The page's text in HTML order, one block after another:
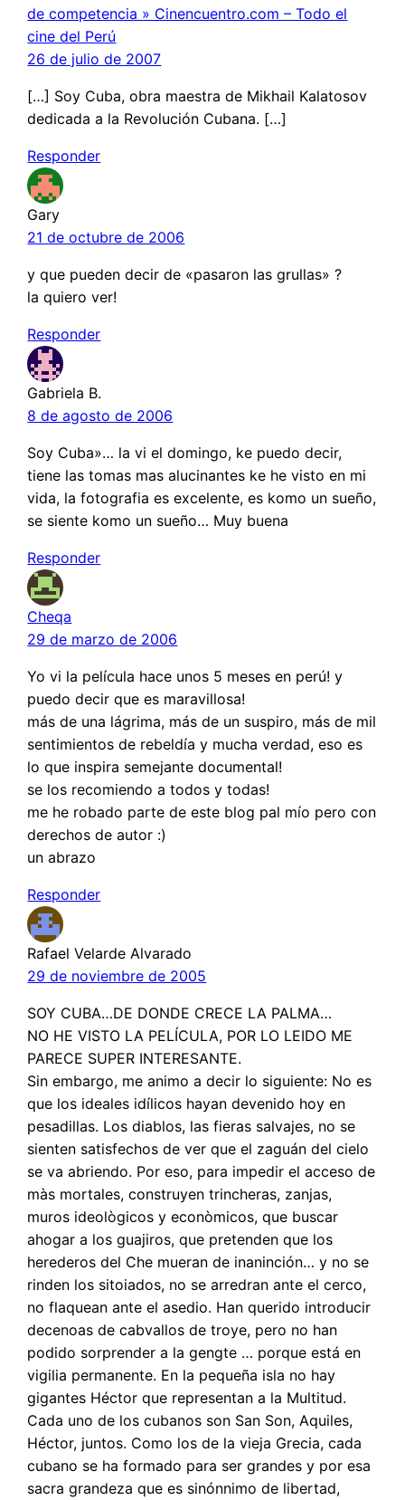
de competencia » Cinencuentro.com – Todo el
cine del Perú
26 de julio de 2007
[…] Soy Cuba, obra maestra de Mikhail Kalatosov
dedicada a la Revolución Cubana. […]
Responder
Gary
21 de octubre de 2006
y que pueden decir de «pasaron las grullas» ?
la quiero ver!
Responder
Gabriela B.
8 de agosto de 2006
Soy Cuba»… la vi el domingo, ke puedo decir,
tiene las tomas mas alucinantes ke he visto en mi
vida, la fotografia es excelente, es komo un sueño,
se siente komo un sueño… Muy buena
Responder
Cheqa
29 de marzo de 2006
Yo vi la película hace unos 5 meses en perú! y
puedo decir que es maravillosa!
más de una lágrima, más de un suspiro, más de mil
sentimientos de rebeldía y mucha verdad, eso es
lo que inspira semejante documental!
se los recomiendo a todos y todas!
me he robado parte de este blog pal mío pero con
derechos de autor :)
un abrazo
Responder
Rafael Velarde Alvarado
29 de noviembre de 2005
SOY CUBA…DE DONDE CRECE LA PALMA…
NO HE VISTO LA PELÍCULA, POR LO LEIDO ME
PARECE SUPER INTERESANTE.
Sin embargo, me animo a decir lo siguiente: No es
que los ideales idílicos hayan devenido hoy en
pesadillas. Los diablos, las fieras salvajes, no se
sienten satisfechos de ver que el zaguán del cielo
se va abriendo. Por eso, para impedir el acceso de
màs mortales, construyen trincheras, zanjas,
muros ideològicos y econòmicos, que buscar
ahogar a los guajiros, que pretenden que los
herederos del Che mueran de inaninción… y no se
rinden los sitoiados, no se arredran ante el cerco,
no flaquean ante el asedio. Han querido introducir
decenoas de cabvallos de troye, pero no han
podido sorprender a la gengte … porque está en
vigilia permanente. En la pequeña isla no hay
gigantes Héctor que representan a la Multitud.
Cada uno de los cubanos son San Son, Aquiles,
Héctor, juntos. Como los de la vieja Grecia, cada
cubano se ha formado para ser grandes y por esa
sacra grandeza que es sinónnimo de libertad,